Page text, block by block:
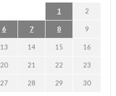
1 2
6 7 8 9
13 14 15 16
20 21 22 23
27 28 29 30